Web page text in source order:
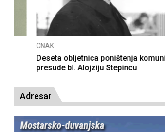
Deseta obljetnica poništenja komunističke
presude bl. Alojziju Stepincu
Adresar